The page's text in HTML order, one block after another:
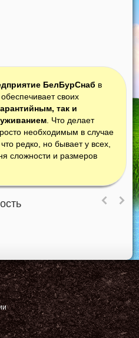
продаем и
постоянно консультируем
клиентов, так и
появившихся у нас
Это стало доброй
сотрудничества с каждым